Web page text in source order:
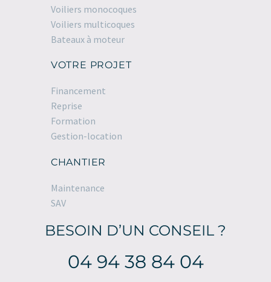
Voiliers monocoques
Voiliers multicoques
Bateaux à moteur
VOTRE PROJET
Financement
Reprise
Formation
Gestion-location
CHANTIER
Maintenance
SAV
BESOIN D’UN CONSEIL ?
04 94 38 84 04